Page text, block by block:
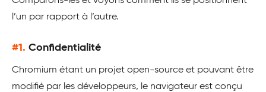
l’un par rapport à l’autre.
#1. Confidentialité
Chromium étant un projet open-source et pouvant être
modifié par les développeurs, le navigateur est conçu